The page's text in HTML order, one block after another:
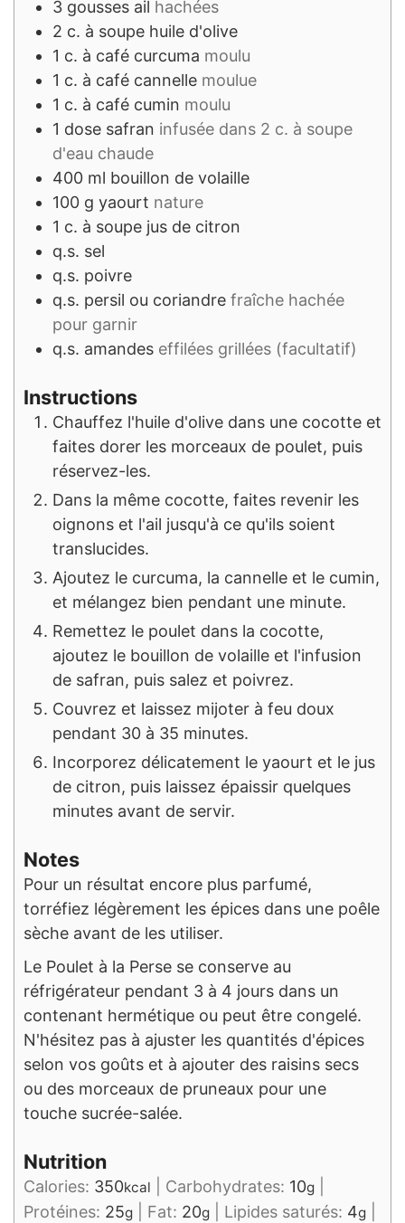
3 gousses ail hachées
2 c. à soupe huile d'olive
1 c. à café curcuma moulu
1 c. à café cannelle moulue
1 c. à café cumin moulu
1 dose safran infusée dans 2 c. à soupe
d'eau chaude
400 ml bouillon de volaille
100 g yaourt nature
1 c. à soupe jus de citron
q.s. sel
q.s. poivre
q.s. persil ou coriandre fraîche hachée
pour garnir
q.s. amandes effilées grillées (facultatif)
Instructions
Chauffez l'huile d'olive dans une cocotte et
faites dorer les morceaux de poulet, puis
réservez-les.
Dans la même cocotte, faites revenir les
oignons et l'ail jusqu'à ce qu'ils soient
translucides.
Ajoutez le curcuma, la cannelle et le cumin,
et mélangez bien pendant une minute.
Remettez le poulet dans la cocotte,
ajoutez le bouillon de volaille et l'infusion
de safran, puis salez et poivrez.
Couvrez et laissez mijoter à feu doux
pendant 30 à 35 minutes.
Incorporez délicatement le yaourt et le jus
de citron, puis laissez épaissir quelques
minutes avant de servir.
Notes
Pour un résultat encore plus parfumé,
torréfiez légèrement les épices dans une poêle
sèche avant de les utiliser.
Le Poulet à la Perse se conserve au
réfrigérateur pendant 3 à 4 jours dans un
contenant hermétique ou peut être congelé.
N'hésitez pas à ajuster les quantités d'épices
selon vos goûts et à ajouter des raisins secs
ou des morceaux de pruneaux pour une
touche sucrée-salée.
Nutrition
Calories: 350kcal Carbohydrates: 10g
Protéines: 25g Fat: 20g Lipides saturés: 4g